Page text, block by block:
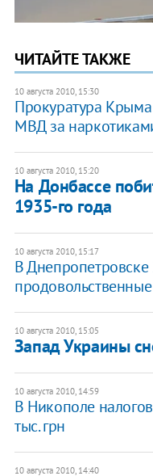
ЧИТАЙТЕ ТАКЖЕ
10 августа 2010, 15:30
Прокуратура
МВД за
10 августа 2010, 15:20
На Донбасcе
1935-го года
10 августа 2010, 15:17
В Днепропетровске
10 августа 2010, 15:05
Запад Украины
10 августа 2010, 14:59
В Никополе
тыс. грн
10 августа 2010, 14:40